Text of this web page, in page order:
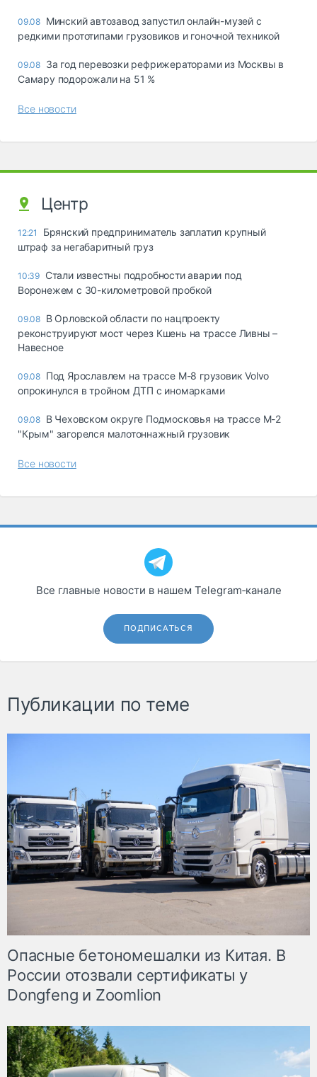
09.08 Минский автозавод запустил онлайн-музей с
редкими прототипами грузовиков и гоночной техникой
09.08 За год перевозки рефрижераторами из Москвы в
Самару подорожали на 51 %
Все новости
Центр
12:21
Брянский предприниматель заплатил крупный
штраф за негабаритный груз
10:39 Стали известны подробности аварии под
Воронежем с 30-километровой пробкой
09.08 В Орловской области по нацпроекту
реконструируют мост через Кшень на трассе Ливны –
Навесное
09.08 Под Ярославлем на трассе М-8 грузовик Volvo
опрокинулся в тройном ДТП с иномарками
09.08 В Чеховском округе Подмосковья на трассе М-2
"Крым" загорелся малотоннажный грузовик
Все новости
Все главные новости в нашем Telegram‑канале
ПОДПИСАТЬСЯ
Публикации по теме
Опасные бетономешалки из Китая. В
России отозвали сертификаты у
Dongfeng и Zoomlion